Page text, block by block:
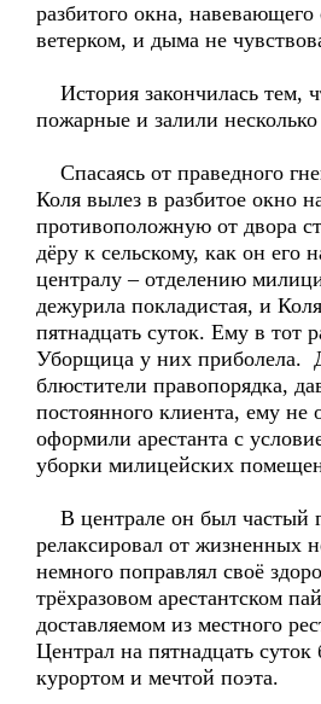
разбитого окна,
ветерком, и дыма не
История закончилась тем,
пожарные и залили
Спасаясь от праведного
Коля вылез в разбитое окно
противоположную от двора
дёру к сельскому, как он его
централу – отделению
дежурила покладистая, и
пятнадцать суток. Ему в тот
Уборщица у них приболела.
блюстители правопорядка,
постоянного клиента, ему не
оформили арестанта с
уборки милицейских
В централе он был частый
релаксировал от жизненных
немного поправлял своё
трёхразовом арестантском
доставляемом из местного
Централ на пятнадцать
курортом и мечтой поэта.